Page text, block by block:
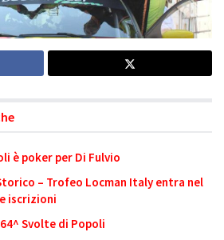
è poker per Di Fulvio
– Trofeo Locman Italy entra nel
iscrizioni
Svolte di Popoli